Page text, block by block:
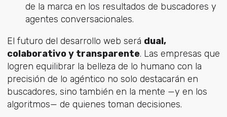
de la marca en los resultados de buscadores y
agentes conversacionales.
El futuro del desarrollo web será dual,
colaborativo y transparente. Las empresas que
logren equilibrar la belleza de lo humano con la
precisión de lo agéntico no solo destacarán en
buscadores, sino también en la mente —y en los
algoritmos— de quienes toman decisiones.